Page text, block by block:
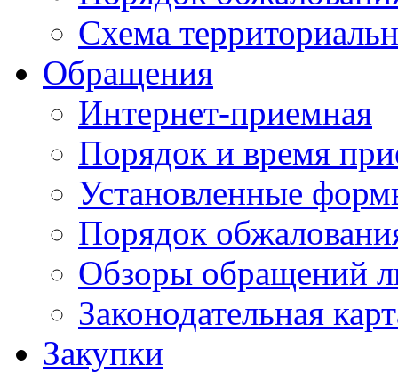
Схема
Обращения
Интернет-приемная
Порядок и время
Установленные
Порядок
Обзоры обращений
Законодательная
Закупки